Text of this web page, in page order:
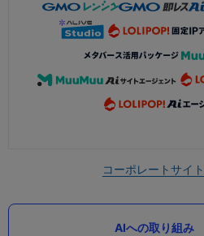
コーポレートサイト
AIへの取り組み